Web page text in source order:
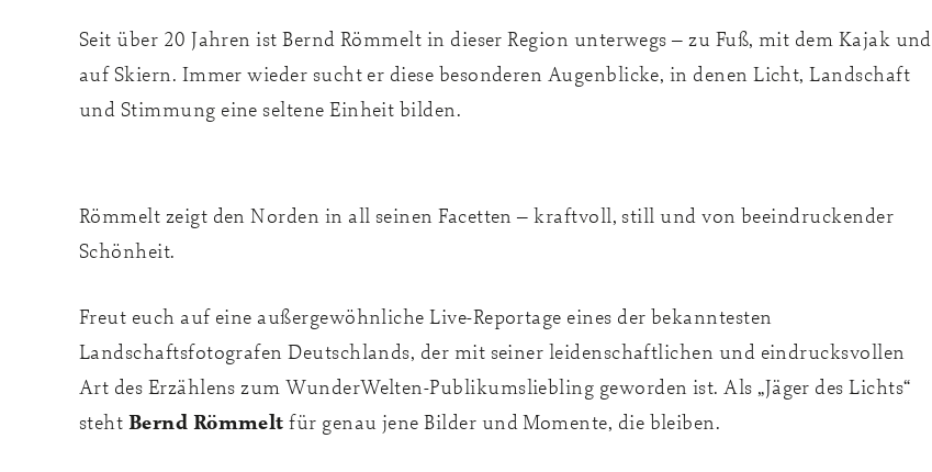
Seit über 20 Jahren ist Bernd Römmelt in dieser Region unterwegs – zu Fuß, mit dem Kajak und
auf Skiern. Immer wieder sucht er diese besonderen Augenblicke, in denen Licht, Landschaft
und Stimmung eine seltene Einheit bilden.
Römmelt zeigt den Norden in all seinen Facetten – kraftvoll, still und von beeindruckender
Schönheit.
Freut euch auf eine außergewöhnliche Live-Reportage eines der bekanntesten
Landschaftsfotografen Deutschlands, der mit seiner leidenschaftlichen und eindrucksvollen
Art des Erzählens zum WunderWelten-Publikumsliebling geworden ist. Als „Jäger des Lichts“
steht Bernd Römmelt für genau jene Bilder und Momente, die bleiben.